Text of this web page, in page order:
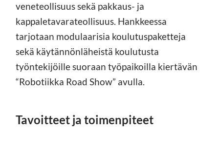
veneteollisuus sekä pakkaus- ja
kappaletavarateollisuus. Hankkeessa
tarjotaan modulaarisia koulutuspaketteja
sekä käytännönläheistä koulutusta
työntekijöille suoraan työpaikoilla kiertävän
“Robotiikka Road Show” avulla.
Tavoitteet ja toimenpiteet